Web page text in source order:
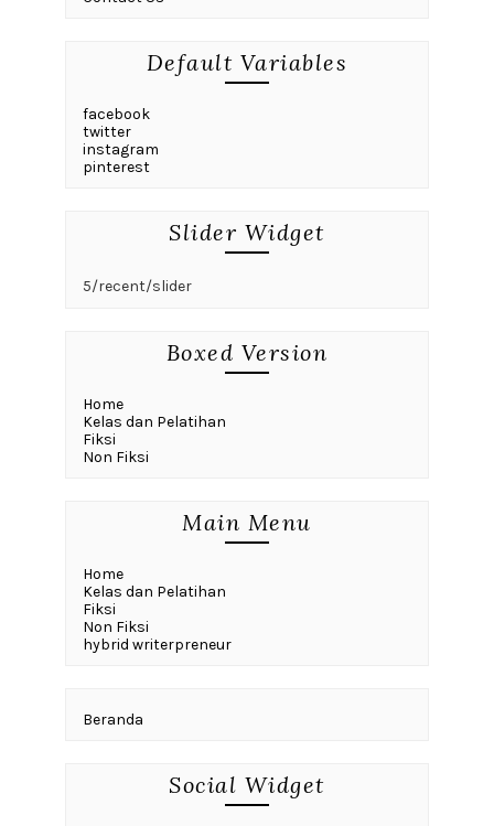
Default Variables
facebook
twitter
instagram
pinterest
Slider Widget
5/recent/slider
Boxed Version
Home
Kelas dan Pelatihan
Fiksi
Non Fiksi
Main Menu
Home
Kelas dan Pelatihan
Fiksi
Non Fiksi
hybrid writerpreneur
Beranda
Social Widget